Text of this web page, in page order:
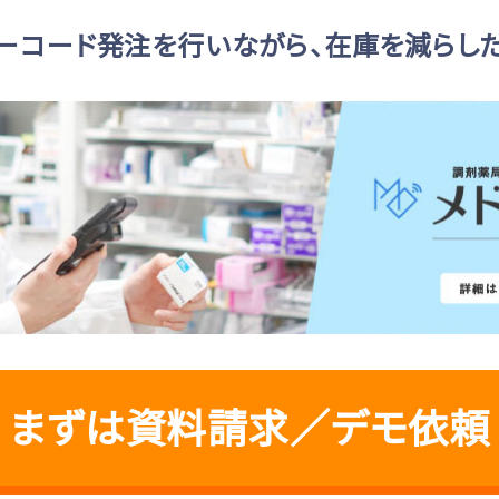
コード発注を行いながら、在庫を減らし
まずは資料請求／デモ依頼